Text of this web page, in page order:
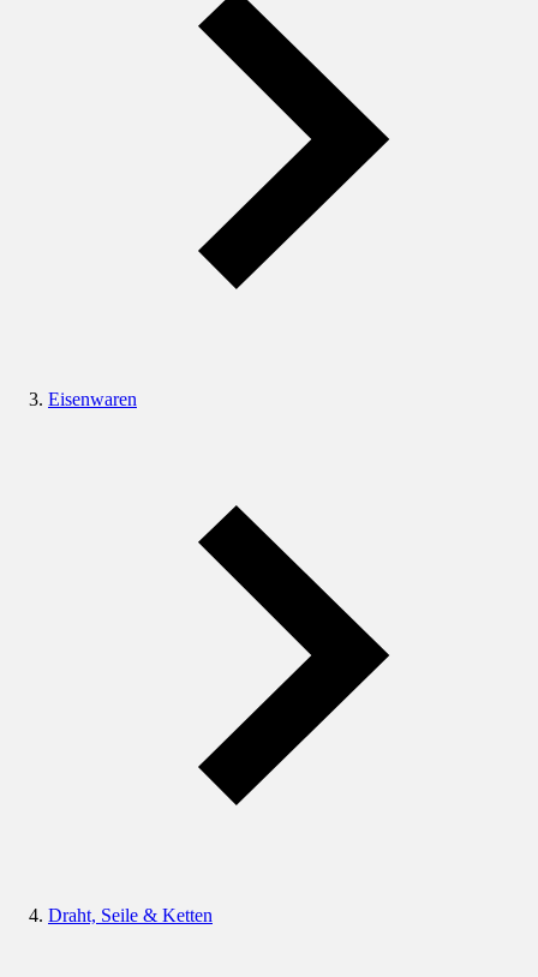
Eisenwaren
Draht, Seile & Ketten